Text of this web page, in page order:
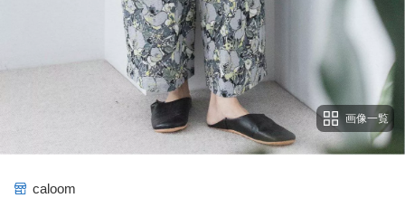
画像一覧
caloom